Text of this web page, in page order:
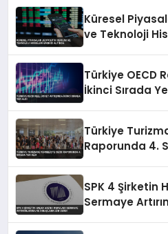
Küresel
ve Teknoloji
Türkiye OECD
İkinci Sırada
Türkiye
Raporunda 4.
SPK 4 Şirketin
Sermaye